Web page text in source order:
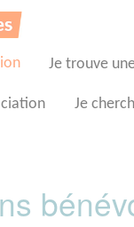
Je trouve
Je